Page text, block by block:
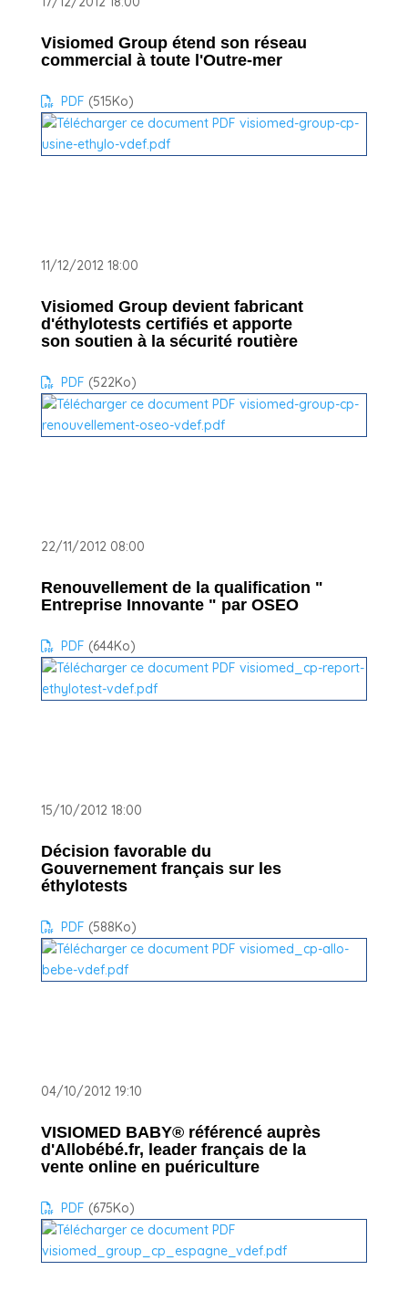
Visiomed Group étend son réseau
commercial à toute l'Outre-mer
PDF (515Ko)
11/12/2012 18:00
Visiomed Group devient fabricant
d'éthylotests certifiés et apporte
son soutien à la sécurité routière
PDF (522Ko)
22/11/2012 08:00
Renouvellement de la qualification "
Entreprise Innovante " par OSEO
PDF (644Ko)
15/10/2012 18:00
Décision favorable du
Gouvernement français sur les
éthylotests
PDF (588Ko)
04/10/2012 19:10
VISIOMED BABY® référencé auprès
d'Allobébé.fr, leader français de la
vente online en puériculture
PDF (675Ko)